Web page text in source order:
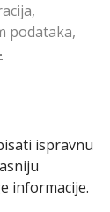
podataka,
ispravnu
informacije.